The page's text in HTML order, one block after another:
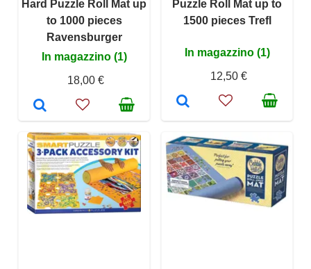
Hard Puzzle Roll Mat up
to 1000 pieces
Ravensburger
In magazzino (1)
18,00 €
Puzzle Roll Mat up to
1500 pieces Trefl
In magazzino (1)
12,50 €